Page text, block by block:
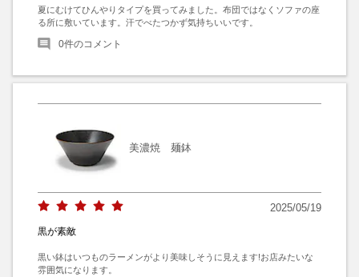
夏にむけてひんやりタイプを買ってみました。布団ではなくソファの座
る所に敷いています。汗でべたつかず気持ちいいです。
0件のコメント
美濃焼 麺鉢
2025/05/19
黒が素敵
黒い鉢はいつものラーメンがより美味しそうに見えます!お店みたいな
雰囲気になります。